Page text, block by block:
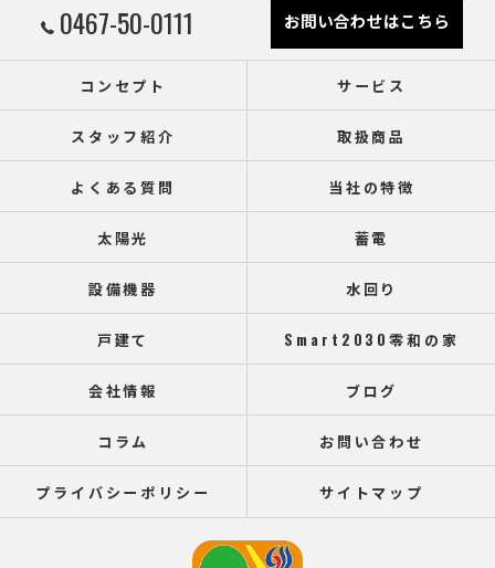
0467-50-0111 お問い合わせはこちら
コンセプト サービス
スタッフ紹介 取扱商品
よくある質問 当社の特徴
太陽光 蓄電
設備機器 水回り
戸建て Smart2030零和の家
会社情報 ブログ
コラム お問い合わせ
プライバシーポリシー サイトマップ